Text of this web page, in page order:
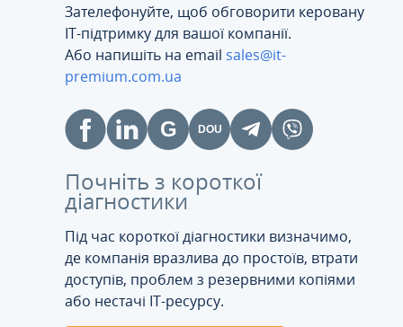
Зателефонуйте, щоб обговорити керовану
ІТ-підтримку для вашої компанії.
Або напишіть на email sales@it-
premium.com.ua
Почніть з короткої
діагностики
Під час короткої діагностики визначимо,
де компанія вразлива до простоїв, втрати
доступів, проблем з резервними копіями
або нестачі IT-ресурсу.